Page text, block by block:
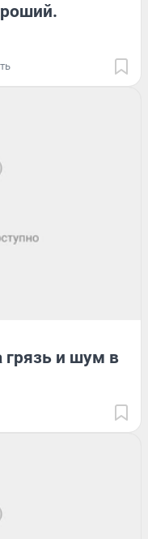
и шум в